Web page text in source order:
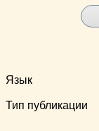
Язык
Тип публикации